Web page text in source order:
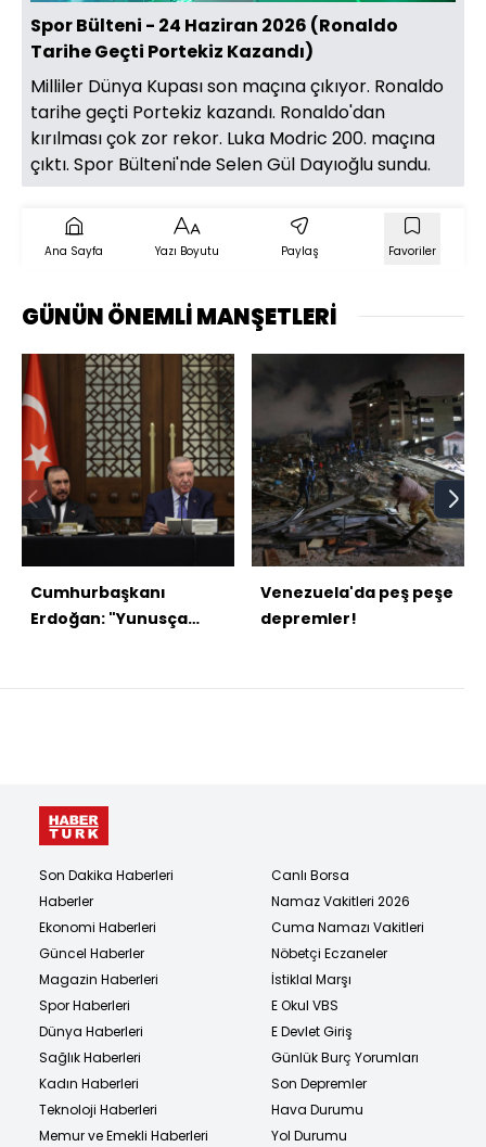
Spor Bülteni - 24 Haziran 2026 (Ronaldo
Tarihe Geçti Portekiz Kazandı)
Milliler Dünya Kupası son maçına çıkıyor. Ronaldo
tarihe geçti Portekiz kazandı. Ronaldo'dan
kırılması çok zor rekor. Luka Modric 200. maçına
çıktı. Spor Bülteni'nde Selen Gül Dayıoğlu sundu.
Ana Sayfa Yazı Boyutu Paylaş Favoriler
GÜNÜN ÖNEMLİ MANŞETLERİ
Cumhurbaşkanı
Erdoğan: "Yunusça
Venezuela'da peş peşe
depremler!
Son Dakika Haberleri
Haberler
Ekonomi Haberleri
Güncel Haberler
Magazin Haberleri
Spor Haberleri
Dünya Haberleri
Sağlık Haberleri
Kadın Haberleri
Teknoloji Haberleri
Memur ve Emekli Haberleri
Canlı Borsa
Namaz Vakitleri 2026
Cuma Namazı Vakitleri
Nöbetçi Eczaneler
İstiklal Marşı
E Okul VBS
E Devlet Giriş
Günlük Burç Yorumları
Son Depremler
Hava Durumu
Yol Durumu